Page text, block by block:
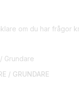
om du har frågor
/ GRUNDARE